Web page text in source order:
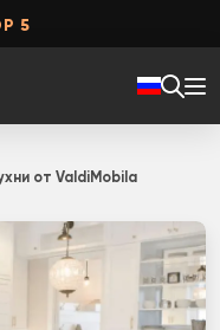
5
от ValdiMobila